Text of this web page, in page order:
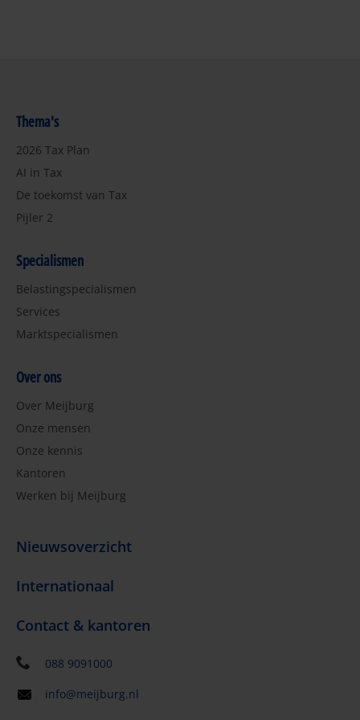
Thema's
2026 Tax Plan
AI in Tax
De toekomst van Tax
Pijler 2
Specialismen
Belastingspecialismen
Services
Marktspecialismen
Over ons
Over Meijburg
Onze mensen
Onze kennis
Kantoren
Werken bij Meijburg
Nieuwsoverzicht
Internationaal
Contact & kantoren
088 9091000
info@meijburg.nl